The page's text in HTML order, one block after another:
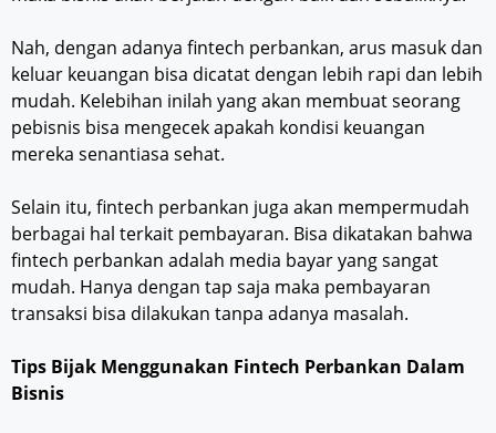
Nah, dengan adanya fintech perbankan, arus masuk dan
keluar keuangan bisa dicatat dengan lebih rapi dan lebih
mudah. Kelebihan inilah yang akan membuat seorang
pebisnis bisa mengecek apakah kondisi keuangan
mereka senantiasa sehat.
Selain itu, fintech perbankan juga akan mempermudah
berbagai hal terkait pembayaran. Bisa dikatakan bahwa
fintech perbankan adalah media bayar yang sangat
mudah. Hanya dengan tap saja maka pembayaran
transaksi bisa dilakukan tanpa adanya masalah.
Tips Bijak Menggunakan Fintech Perbankan Dalam
Bisnis